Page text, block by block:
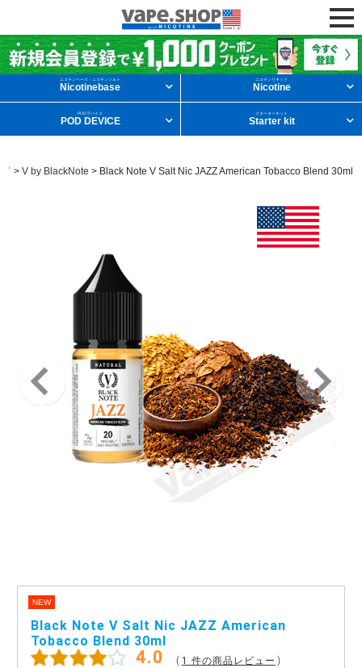
ニコチンリキッドを条件から探す
メンソール フルーツ デザート
ニコチンベース
他の条件から探す
アメリカ・カナダ製 日本製（フレーバー）
ニコチンベース・ニコチンソルト
Nicotinebase
ニコチンリキッド
Nicotine
PODデバイス
POD DEVICE
スターターキット
Starter kit
>V by BlackNote > Black Note V Salt Nic JAZZ American Tobacco Blend 30ml
NEW
Black Note V Salt Nic JAZZ American
Tobacco Blend 30ml
4.0 （ 1 件の商品レビュー ）